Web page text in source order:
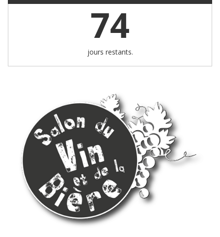
74
jours restants.